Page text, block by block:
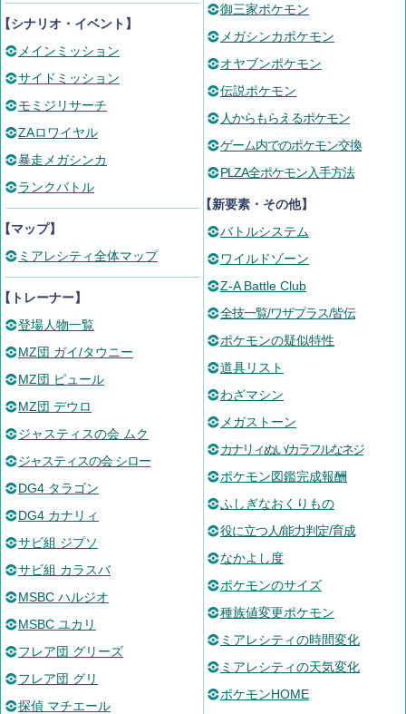
シナリオ・イベント】
メインミッション
サイドミッション
モミジリサーチ
ZAロワイヤル
暴走メガシンカ
ランクバトル
マップ】
ミアレシティ全体マップ
トレーナー】
登場人物一覧
MZ団 ガイ/タウニー
MZ団 ピュール
MZ団 デウロ
ジャスティスの会 ムク
ジャスティスの会 シロー
DG4 タラゴン
DG4 カナリィ
サビ組 ジプソ
サビ組 カラスバ
MSBC ハルジオ
MSBC ユカリ
フレア団 グリーズ
フレア団 グリ
探偵 マチエール
御三家ポケモン
メガシンカポケモン
オヤブンポケモン
伝説ポケモン
人からもらえるポケモン
ゲーム内でのポケモン交換
PLZA全ポケモン入手方法
【新要素・その他】
バトルシステム
ワイルドゾーン
Z-A Battle Club
全技一覧/ワザプラス/皆伝
ポケモンの疑似特性
道具リスト
わざマシン
メガストーン
カナリィぬい/カラフルなネジ
ポケモン図鑑完成報酬
ふしぎなおくりもの
役に立つ人/能力判定/育成
なかよし度
ポケモンのサイズ
種族値変更ポケモン
ミアレシティの時間変化
ミアレシティの天気変化
ポケモンHOME